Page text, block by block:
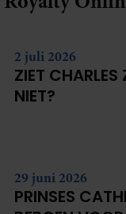
2 juli 2026
ZIET
NIET?
29 juni 2026
PRINSES